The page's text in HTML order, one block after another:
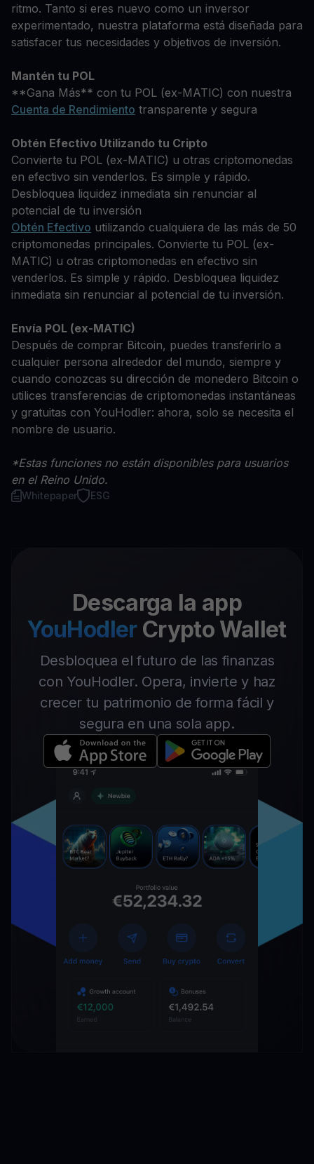
ritmo. Tanto si eres nuevo como un inversor
experimentado, nuestra plataforma está diseñada para
satisfacer tus necesidades y objetivos de inversión.
Mantén tu POL
**Gana Más** con tu POL (ex-MATIC) con nuestra
Cuenta de Rendimiento transparente y segura
Obtén Efectivo Utilizando tu Cripto
Convierte tu POL (ex-MATIC) u otras criptomonedas
en efectivo sin venderlos. Es simple y rápido.
Desbloquea liquidez inmediata sin renunciar al
potencial de tu inversión
Obtén Efectivo utilizando cualquiera de las más de 50
criptomonedas principales. Convierte tu POL (ex-
MATIC) u otras criptomonedas en efectivo sin
venderlos. Es simple y rápido. Desbloquea liquidez
inmediata sin renunciar al potencial de tu inversión.
Envía POL (ex-MATIC)
Después de comprar Bitcoin, puedes transferirlo a
cualquier persona alrededor del mundo, siempre y
cuando conozcas su dirección de monedero Bitcoin o
utilices transferencias de criptomonedas instantáneas
y gratuitas con YouHodler: ahora, solo se necesita el
nombre de usuario.
*Estas funciones no están disponibles para usuarios
en el Reino Unido.
Whitepaper ESG
Descarga la app
YouHodler Crypto Wallet
Desbloquea el futuro de las finanzas
con YouHodler. Opera, invierte y haz
crecer tu patrimonio de forma fácil y
segura en una sola app.